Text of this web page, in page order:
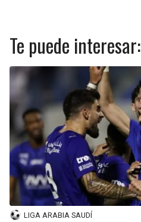
Te puede interesar:
LIGA ARABIA SAUDÍ